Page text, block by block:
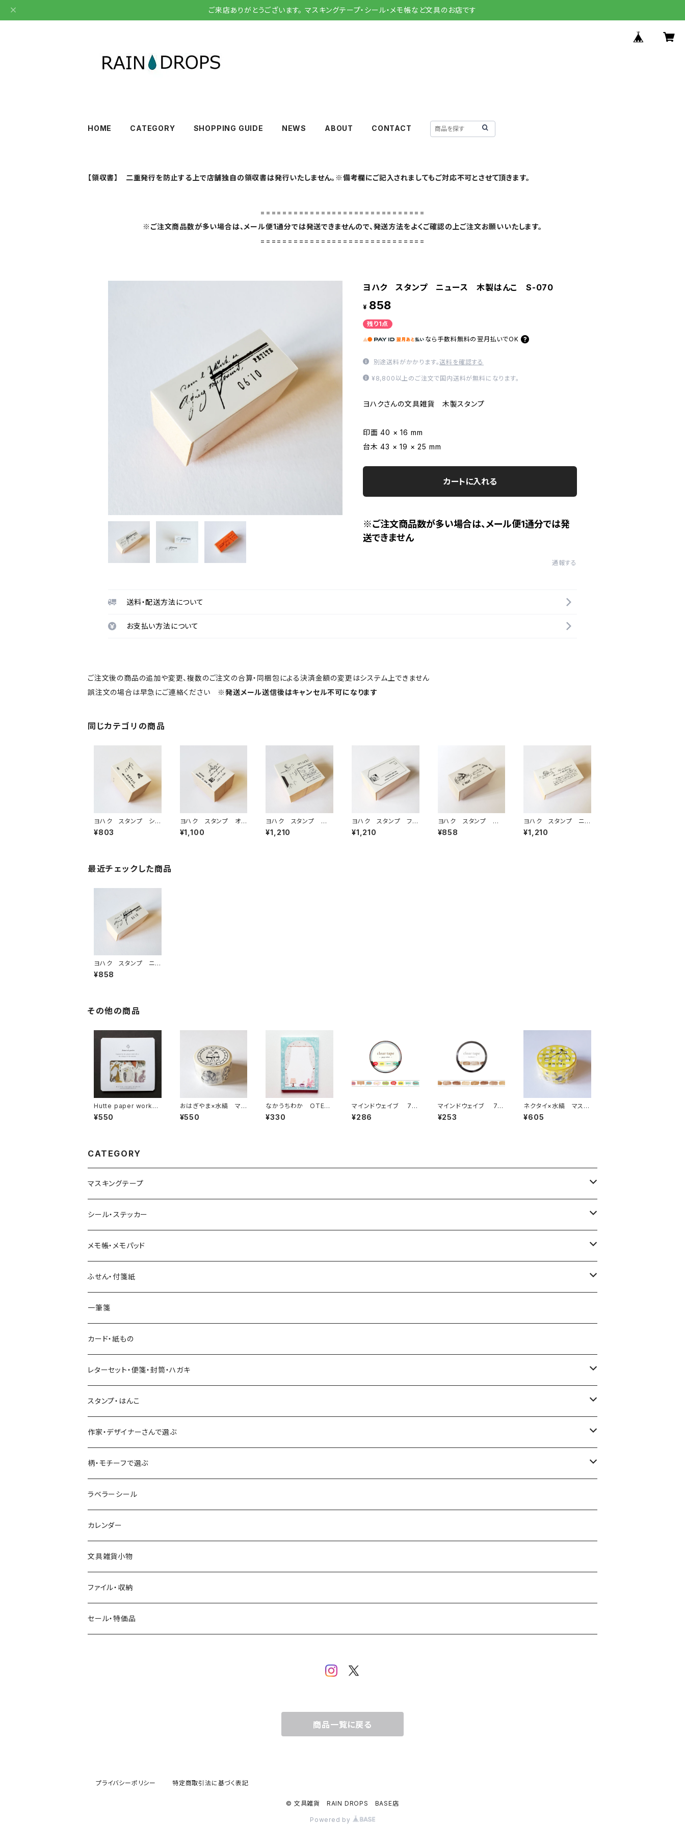
ご来店ありがとうございます。 マスキングテープ・シール・メモ帳など文具のお店です
HOME CATEGORY SHOPPING GUIDE NEWS ABOUT CONTACT
【領収書】 二重発行を防止する上で店舗独自の領収書は発行いたしません。※備考欄にご記入されましてもご対応不可とさせて頂きます。
==============================
※ご注文商品数が多い場合は、メール便1通分では発送できませんので、発送方法をよくご確認の上ご注文お願いいたします。
==============================
ヨハク スタンプ ニュース 木製はんこ S-070
¥ 858
残り1点
なら 手数料無料の 翌月払いでOK
別途送料がかかります。送料を確認する
¥8,800以上のご注文で国内送料が無料になります。
ヨハクさんの文具雑貨 木製スタンプ
印面 40 × 16 mm
台木 43 × 19 × 25 mm
カートに入れる
※ご注文商品数が多い場合は、メール便1通分では発
送できません
通報する
送料・配送方法について
お支払い方法について
ご注文後の商品の追加や変更、複数のご注文の合算・同梱包による決済金額の変更はシステム上できません
誤注文の場合は早急にご連絡ください ※発送メール送信後はキャンセル不可になります
同じカテゴリの商品
ヨハク スタンプ シリ
ウス 木製はんこ S-1
35
¥803
ヨハク スタンプ オリ
オン 木製はんこ S-1
38
¥1,100
ヨハク スタンプ ホ
シメグリ 木製はんこ
S-115
¥1,210
ヨハク スタンプ フラ
グメント 木製はんこ
S-132
¥1,210
ヨハク スタンプ ロ
ンド 木製はんこ S-1
09
¥858
ヨハク スタンプ ニュ
アンス 木製はんこ S
-108
¥1,210
最近チェックした商品
ヨハク スタンプ ニュ
ース 木製はんこ S-
070
¥858
その他の商品
Hutte paper works
フレークシール Autu
mn Forest2 動物
¥550
おはぎやま×水縞 マス
キングテープ 決まり
手 お相撲さん
¥550
なかうちわか OTEG
ARU MEMO うさぎさ
んと珈琲 メモ帳
¥330
マインドウェイブ 7m
m幅クリアテープ箔押し
95643 pop color 吹
¥286
マインドウェイブ 7m
m幅クリアテープ 954
09 hokkori rengaレ
¥253
ネクタイ×水縞 マスキ
ングテープ 日々ごは
ん イエロー
¥605
CATEGORY
マスキングテープ
ヨハク
和紙
透明クリア
Hutte paper works （プロペラスタジオ）
ネクタイ
透明クリアテープ
柄・モチーフで選ぶ（マステ）
いちご・ストロベリー
フルーツ・野菜
ミモザ
お花・フラワー・グリーン・植物
マインドウェイブ
水縞
大枝活版室
星燈社
ミナペルホネン
BGM
eric
SAIEN
田村美紀
パピアプラッツ（作家もの）
シール・ステッカー
フレークシール
パピアプラッツ（作家もの）
ヨハク
ステッカーシール
マインドウェイブ
田村美紀
立体シール
メモ帳・メモパッド
ヨハク
HUTTE PAPER WORKS
表現社（作家もの）
星燈社
古川紙工
大枝活版室
ふせん・付箋紙
ヨハク
HUTTE PAPER WORKS
古川紙工
表現社（作家もの）
ロール付箋
一筆箋
カード・紙もの
レターセット・便箋・封筒・ハガキ
古川紙工
表現社（作家もの）
スタンプ・はんこ
Hutte paper works
ヨハク
作家・デザイナーさんで選ぶ
ネクタイ
Hutte paper works
ヨハク
eric
浅野みどり
西淑
柄・モチーフで選ぶ
フルーツ
食べ物・フード・スイーツ
パン・ブレッド
カフェ
コーヒー・飲み物・クリームソーダ
ラベラーシール
カレンダー
文具雑貨小物
ファイル・収納
セール・特価品
商品一覧に戻る
プライバシーポリシー 特定商取引法に基づく表記
© 文具雑貨 RAIN DROPS BASE店
Powered by